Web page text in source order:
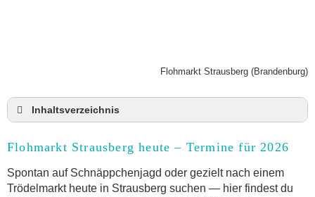
Flohmarkt Strausberg (Brandenburg)
Inhaltsverzeichnis
Anmeldung & Standgebühr auf dem Trödelmarkt
Online-Flohmarkt Strausberg
Welche Trödelmarkt-Typen gibt es?
Flohmarkt Strausberg heute – Termine für 2026
Spontan auf Schnäppchenjagd oder gezielt nach einem
Trödelmarkt heute in Strausberg suchen — hier findest du